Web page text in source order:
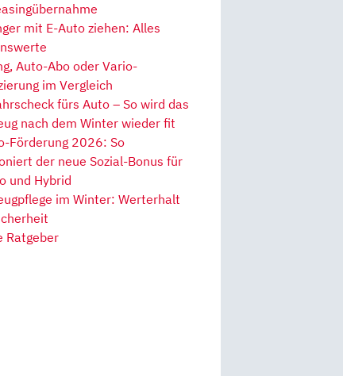
mit E-Auto ziehen: Alles
Auto-Abo oder Vario-
im Vergleich
fürs Auto – So wird das
nach dem Winter wieder fit
Förderung 2026: So
der neue Sozial-Bonus für
und Hybrid
im Winter: Werterhalt
Ratgeber